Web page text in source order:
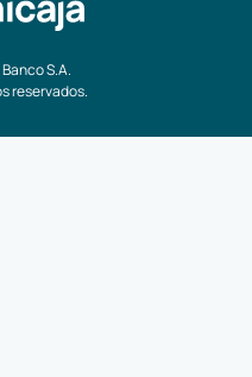
S.A.
reservados.